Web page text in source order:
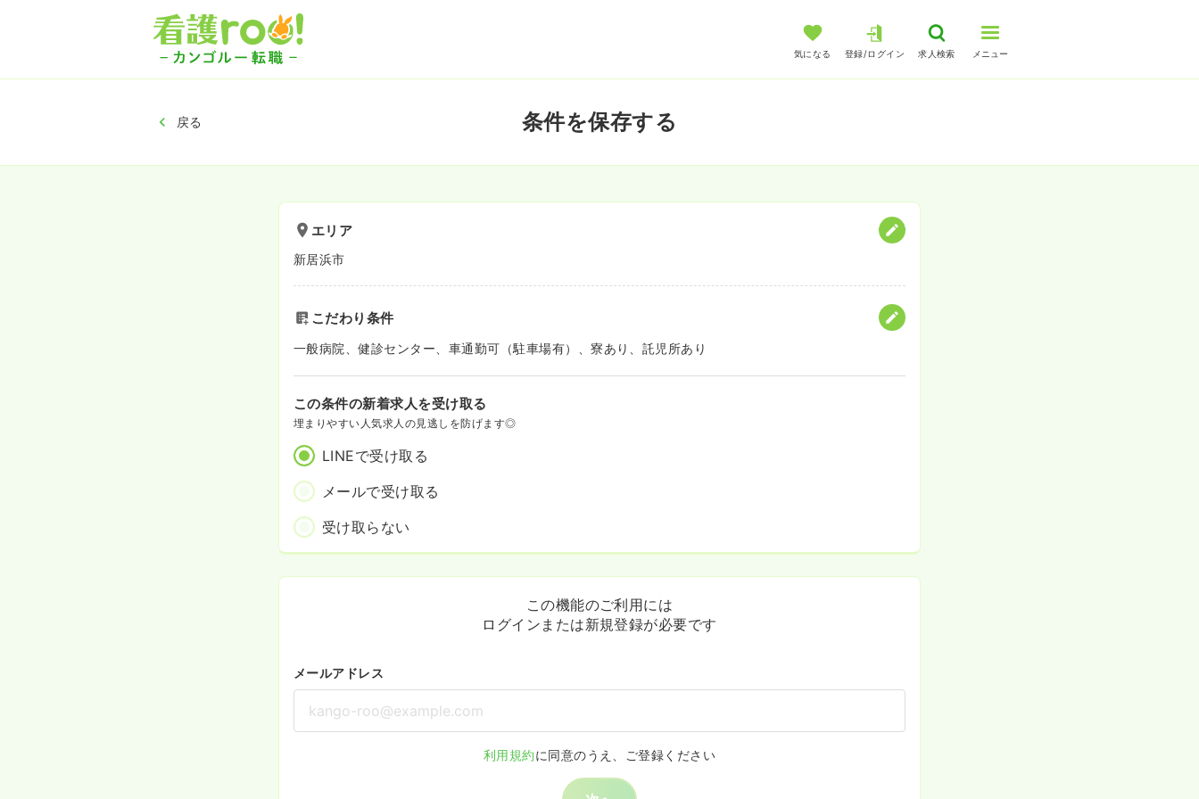
気になる 登録/ログイン 求人検索 メニュー
戻る 条件を保存する
エリア
新居浜市
こだわり条件
一般病院、健診センター、車通勤可（駐車場有）、寮あり、託児所あり
この条件の新着求人を受け取る
埋まりやすい人気求人の見逃しを防げます◎
LINEで受け取る
メールで受け取る
受け取らない
この機能のご利用には
ログインまたは新規登録が必要です
メールアドレス
利用規約に同意のうえ、ご登録ください